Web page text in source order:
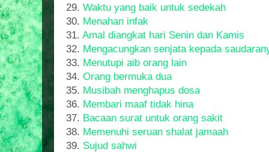
29. Waktu yang baik untuk sedekah
30. Menahan infak
31. Amal diangkat hari Senin dan Kamis
32. Mengacungkan senjata kepada
33. Menutupi aib orang lain
34. Orang bermuka dua
35. Musibah menghapus dosa
36. Membari maaf tidak hina
37. Bacaan surat untuk orang sakit
38. Memenuhi seruan shalat jamaah
39. Sujud sahwi